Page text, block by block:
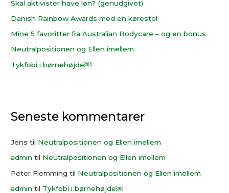
e
r
Skal aktivister have løn? (genudgivet)
Danish Rainbow Awards med en kørestol
Mine 5 favoritter fra Australian Bodycare – og en bonus
Neutralpositionen og Ellen imellem
Tykfobi i børnehøjde￼
Seneste kommentarer
Jens til Neutralpositionen og Ellen imellem
admin til Neutralpositionen og Ellen imellem
Peter Flemming til Neutralpositionen og Ellen imellem
admin til Tykfobi i børnehøjde￼